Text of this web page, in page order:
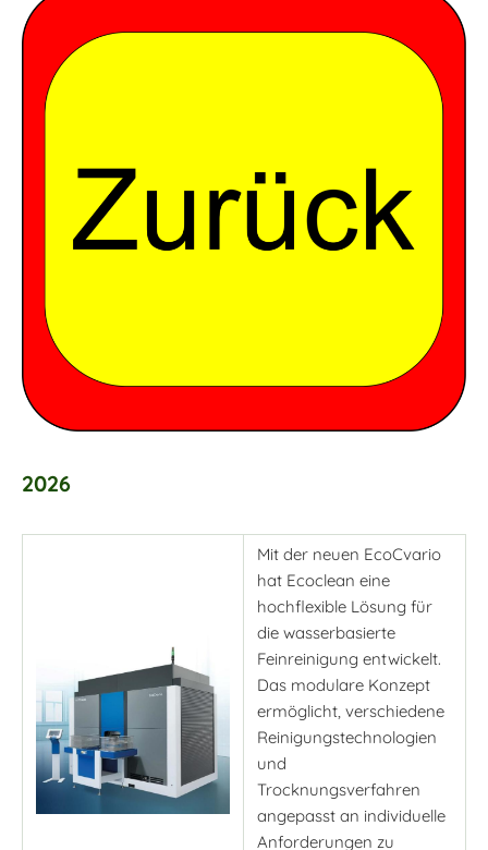
2026
Mit der neuen EcoCvario
hat Ecoclean eine
hochflexible Lösung für
die wasserbasierte
Feinreinigung entwickelt.
Das modulare Konzept
ermöglicht, verschiedene
Reinigungstechnologien
und
Trocknungsverfahren
angepasst an individuelle
Anforderungen zu